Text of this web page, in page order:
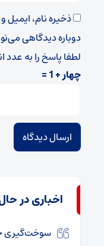
ذخیره نام، ایمیل
دوباره دیدگاهی
لطفا پاسخ را به عدد
چهار + 1 =
اخباری در
سوخت‌گیری